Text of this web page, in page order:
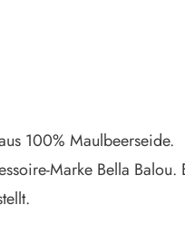
100% Maulbeerseide.
Marke Bella